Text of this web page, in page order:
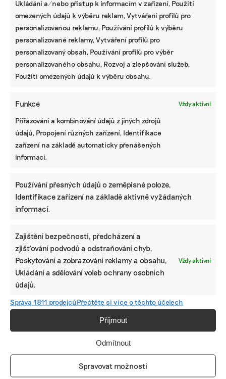
Ukládání a/nebo přístup k informacím v zařízení, Použití
omezených údajů k výběru reklam, Vytváření profilů pro
personalizovanou reklamu, Používání profilů k výběru
personalizované reklamy, Vytváření profilů pro
personalizovaný obsah, Používání profilů pro výběr
personalizovaného obsahu, Rozvoj a zlepšování služeb,
Použití omezených údajů k výběru obsahu.
Funkce Vždy aktivní
Přiřazování a kombinování údajů z jiných zdrojů
údajů, Propojení různých zařízení, Identifikace
zařízení na základě automaticky přenášených
informací.
Používání přesných údajů o zeměpisné poloze,
Identifikace zařízení na základě aktivně vyžádaných
informací.
Zajištění bezpečnosti, předcházení a
zjišťování podvodů a odstraňování chyb,
Poskytování a zobrazování reklamy a obsahu,
Ukládání a sdělování voleb ochrany osobních
údajů.
Vždy aktivní
Správa 1811 prodejcůPřečtěte si více o těchto účelech
Příjmout
Odmítnout
Spravovat možnosti
PRÁCE, KTERÁ ZLEPŠÍ SVĚT
mutualus
Stáž: právnička nebo právník v oblasti
právnička/právník